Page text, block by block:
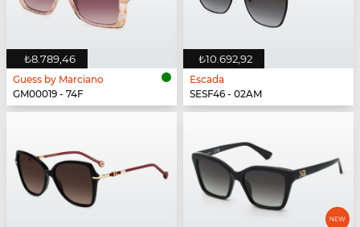
₺8.789,46
Guess by Marciano
GM00019 - 74F
₺10.692,92
Escada
SESF46 - 02AM